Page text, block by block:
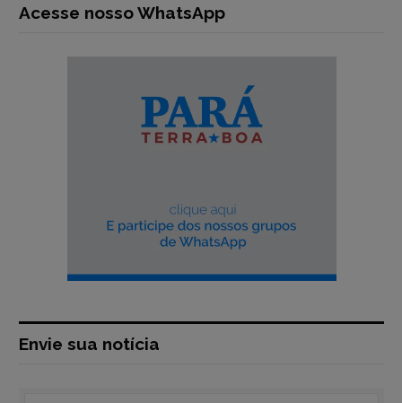
Acesse nosso WhatsApp
Envie sua notícia